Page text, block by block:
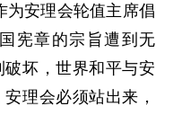
为安理会轮值主席倡
宪章的宗旨遭到无
坏，世界和平与安
理会必须站出来，